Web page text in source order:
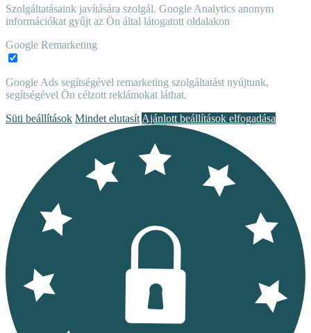
Szolgáltatásaink javítására szolgál. Google Analytics anonym
információkat gyűjt az Ön által látogatott oldalakon
Google Remarketing
Google Ads segítségével remarketing szolgáltatást nyújtunk,
segítségével Ön célzott reklámokat láthat.
Süti beállítások Mindet elutasít Ajánlott beállítások elfogadása